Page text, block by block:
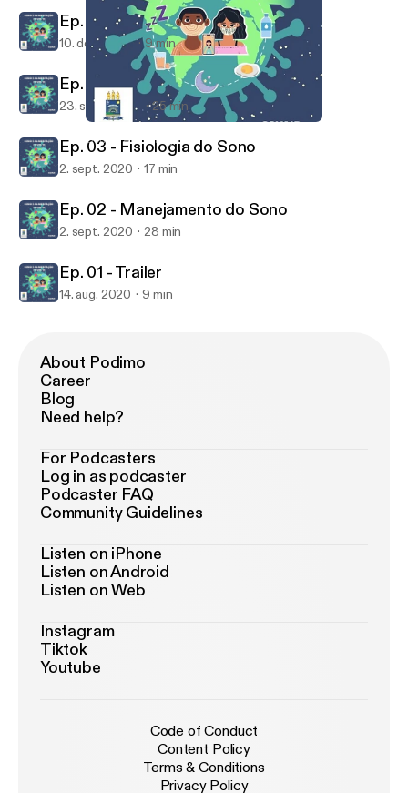
Sono e Alimentação
Ep. 05 - Alimentação Saudável
10. dec. 2020 9 min
Ep. 04 - Rotina de Estudos e Sono
23. sept. 2020 25 min
Ep. 03 - Fisiologia do Sono
2. sept. 2020 17 min
Ep. 02 - Manejamento do Sono
2. sept. 2020 28 min
Ep. 01 - Trailer
14. aug. 2020 9 min
About Podimo
Career
Blog
Need help?
For Podcasters
Log in as podcaster
Podcaster FAQ
Community Guidelines
Listen on iPhone
Listen on Android
Listen on Web
Instagram
Tiktok
Youtube
Code of Conduct
Content Policy
Terms & Conditions
Privacy Policy